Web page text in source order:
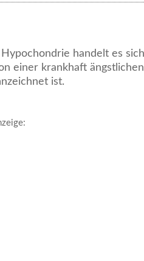
handelt es
einer krankhaft
ist.